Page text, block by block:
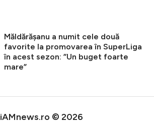
Măldărășanu a numit cele două
favorite la promovarea în SuperLiga
în acest sezon: ”Un buget foarte
mare”
iAMnews.ro © 2026